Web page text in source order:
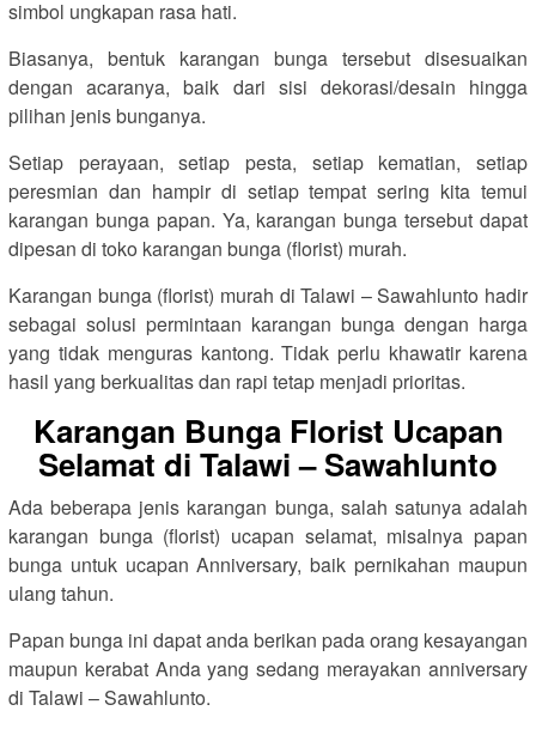
simbol ungkapan rasa hati.
Biasanya, bentuk karangan bunga tersebut disesuaikan
dengan acaranya, baik dari sisi dekorasi/desain hingga
pilihan jenis bunganya.
Setiap perayaan, setiap pesta, setiap kematian, setiap
peresmian dan hampir di setiap tempat sering kita temui
karangan bunga papan. Ya, karangan bunga tersebut dapat
dipesan di toko karangan bunga (florist) murah.
Karangan bunga (florist) murah di Talawi – Sawahlunto hadir
sebagai solusi permintaan karangan bunga dengan harga
yang tidak menguras kantong. Tidak perlu khawatir karena
hasil yang berkualitas dan rapi tetap menjadi prioritas.
Karangan Bunga Florist Ucapan
Selamat di Talawi – Sawahlunto
Ada beberapa jenis karangan bunga, salah satunya adalah
karangan bunga (florist) ucapan selamat, misalnya papan
bunga untuk ucapan Anniversary, baik pernikahan maupun
ulang tahun.
Papan bunga ini dapat anda berikan pada orang kesayangan
maupun kerabat Anda yang sedang merayakan anniversary
di Talawi – Sawahlunto.